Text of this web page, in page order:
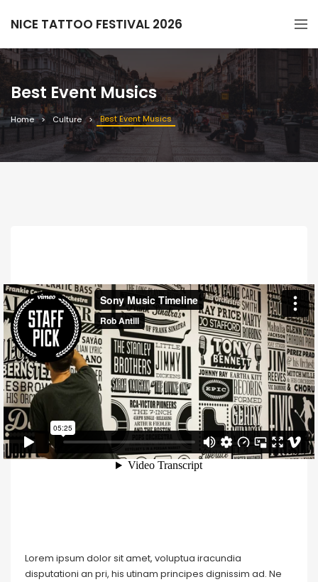
NICE TATTOO FESTIVAL 2026
Best Event Musics
Home Culture Best Event Musics
Lorem ipsum dolor sit amet, voluptua iracundia
disputationi an pri, his utinam principes dignissim ad. Ne